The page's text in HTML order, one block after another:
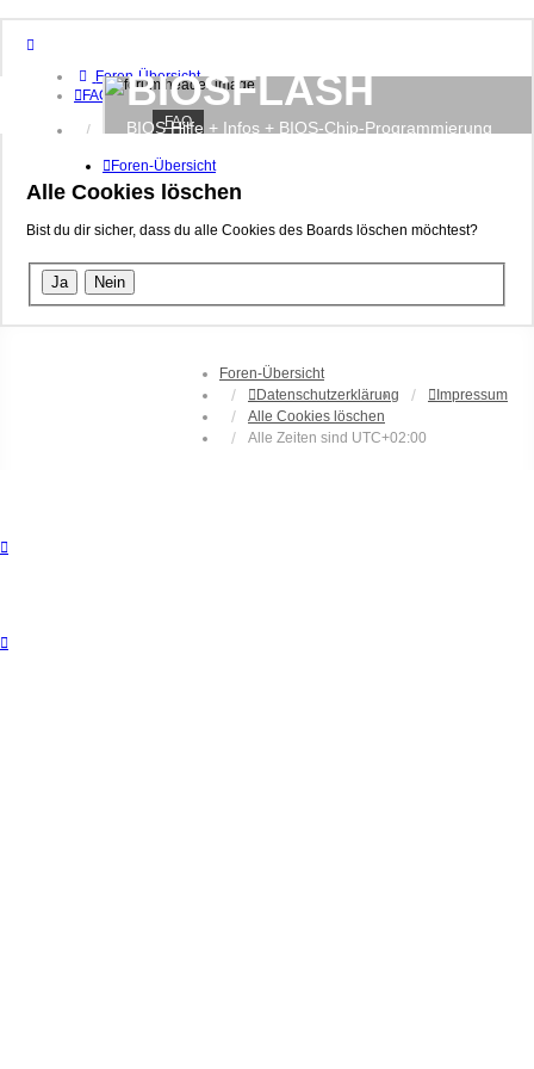
Foren-Übersicht
FAQ
Anmelden
BIOSFLASH
BIOS Hilfe + Infos + BIOS-Chip-Programmierung
FAQ
Foren-Übersicht
Alle Cookies löschen
Bist du dir sicher, dass du alle Cookies des Boards löschen möchtest?
Foren-Übersicht
Datenschutzerklärung
Impressum
Alle Cookies löschen
Alle Zeiten sind UTC+02:00